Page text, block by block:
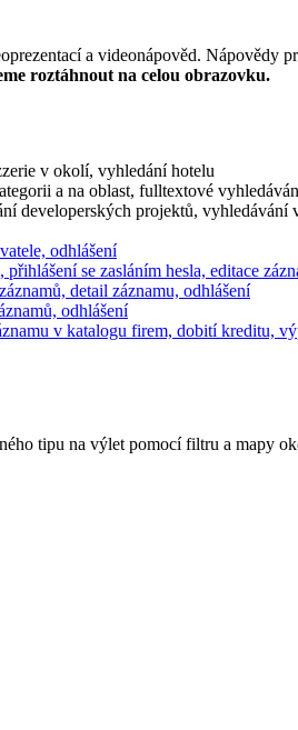
a videonápověd. Nápovědy
roztáhnout na celou obrazovku.
v okolí, vyhledání hotelu
a na oblast, fulltextové
developerských projektů, vyhledávání
odhlášení
se zasláním hesla, editace
detail záznamu, odhlášení
odhlášení
v katalogu firem, dobití kreditu,
tipu na výlet pomocí filtru a mapy